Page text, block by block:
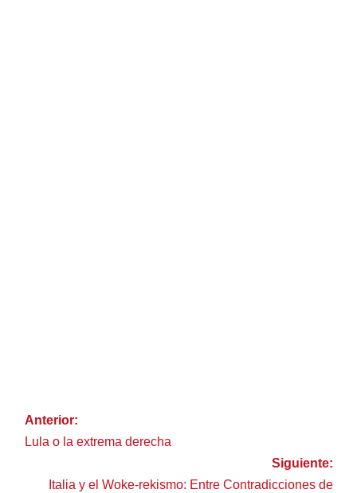
Anterior:
Lula o la extrema derecha
Siguiente:
Italia y el Woke-rekismo: Entre Contradicciones de